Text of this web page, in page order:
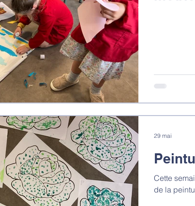
Cette
de la
29 mai